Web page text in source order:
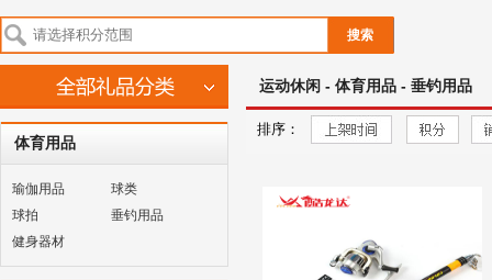
搜索
体育用品
瑜伽用品
球类
球拍
垂钓用品
健身器材
运动休闲 - 体育用品 - 垂钓用品
排序：